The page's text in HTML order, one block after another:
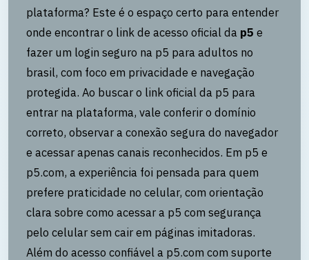
plataforma? Este é o espaço certo para entender
onde encontrar o link de acesso oficial da p5 e
fazer um login seguro na p5 para adultos no
brasil, com foco em privacidade e navegação
protegida. Ao buscar o link oficial da p5 para
entrar na plataforma, vale conferir o domínio
correto, observar a conexão segura do navegador
e acessar apenas canais reconhecidos. Em p5 e
p5.com, a experiência foi pensada para quem
prefere praticidade no celular, com orientação
clara sobre como acessar a p5 com segurança
pelo celular sem cair em páginas imitadoras.
Além do acesso confiável a p5.com com suporte